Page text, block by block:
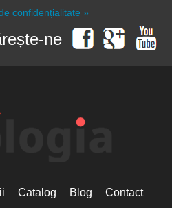
confidențialitate »
ne
Catalog Blog Contact